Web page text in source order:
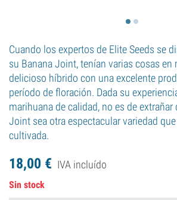
Cuando los expertos de Elite Seeds se
su Banana Joint, tenían varias cosas en
delicioso híbrido con una excelente
período de floración. Dada su
marihuana de calidad, no es de extrañar
Joint sea otra espectacular variedad
cultivada.
18,00 € IVA incluído
Sin stock